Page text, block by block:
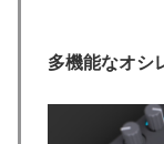
多機能なオシ